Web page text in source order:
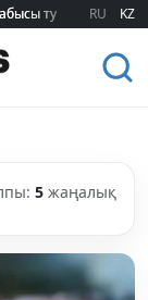
туралы түсінігі
туралы түсінігі
RU KZ
5 жаңалық